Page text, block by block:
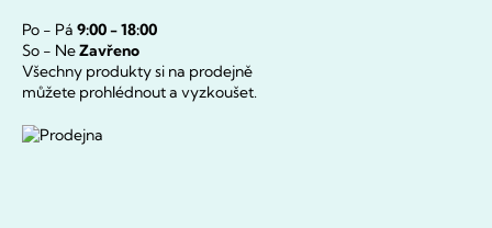
Po - Pá 9:00 - 18:00
So - NeZavřeno
Všechny produkty si na prodejně
můžete prohlédnout a vyzkoušet.